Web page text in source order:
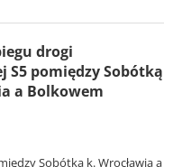
drogi
S5 pomiędzy Sobótką
a Bolkowem
Sobótką k. Wrocławia a